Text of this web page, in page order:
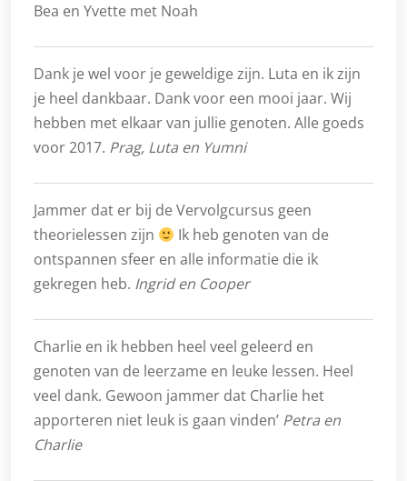
Bea en Yvette met Noah
Dank je wel voor je geweldige zijn. Luta en ik zijn
je heel dankbaar. Dank voor een mooi jaar. Wij
hebben met elkaar van jullie genoten. Alle goeds
voor 2017. Prag, Luta en Yumni
Jammer dat er bij de Vervolgcursus geen
theorielessen zijn
Ik heb genoten van de
ontspannen sfeer en alle informatie die ik
gekregen heb. Ingrid en Cooper
Charlie en ik hebben heel veel geleerd en
genoten van de leerzame en leuke lessen. Heel
veel dank. Gewoon jammer dat Charlie het
apporteren niet leuk is gaan vinden’ Petra en
Charlie